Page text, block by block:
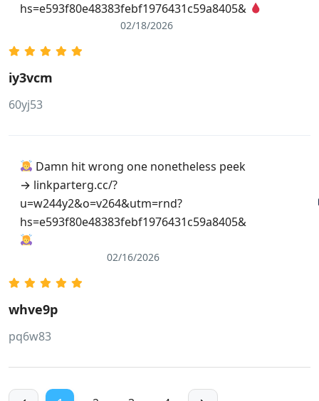
hs=e593f80e48383febf1976431c59a8405&
02/18/2026
iy3vcm
60yj53
Damn hit wrong one nonetheless peek
→ linkparterg.cc/?
u=w244y2&o=v264&utm=rnd?
hs=e593f80e48383febf1976431c59a8405&
02/16/2026
whve9p
pq6w83